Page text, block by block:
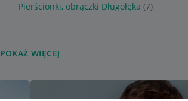
Pierścionki, obrączki Długołęka (7)
POKAŻ WIĘCEJ